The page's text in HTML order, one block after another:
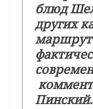
блюд
других
Пинский.